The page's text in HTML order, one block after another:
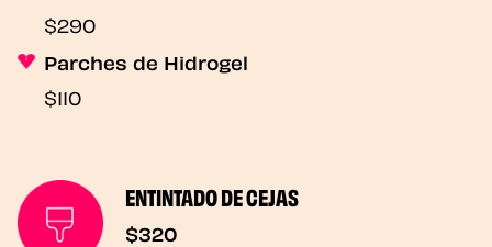
$290
Parches de Hidrogel
$110
ENTINTADO DE CEJAS
$320